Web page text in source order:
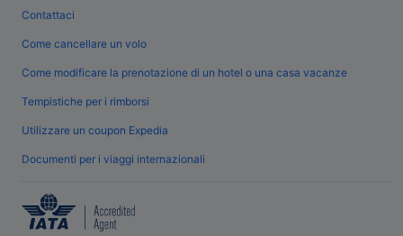
Contattaci
Come cancellare un volo
Come modificare la prenotazione di un hotel o una casa vacanze
Tempistiche per i rimborsi
Utilizzare un coupon Expedia
Documenti per i viaggi internazionali